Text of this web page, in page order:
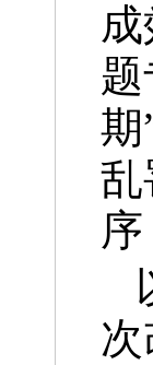
期
乱